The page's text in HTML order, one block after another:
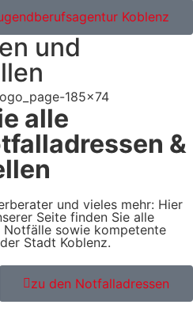
Koblenz
und
alle
&
und vieles mehr: Hier
Seite finden Sie alle
sowie kompetente
Stadt Koblenz.
zu den Notfalladressen